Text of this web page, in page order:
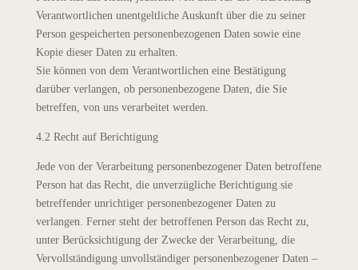
Verantwortlichen unentgeltliche Auskunft über die zu seiner
Person gespeicherten personenbezogenen Daten sowie eine
Kopie dieser Daten zu erhalten.
Sie können von dem Verantwortlichen eine Bestätigung
darüber verlangen, ob personenbezogene Daten, die Sie
betreffen, von uns verarbeitet werden.
4.2 Recht auf Berichtigung
Jede von der Verarbeitung personenbezogener Daten betroffene
Person hat das Recht, die unverzügliche Berichtigung sie
betreffender unrichtiger personenbezogener Daten zu
verlangen. Ferner steht der betroffenen Person das Recht zu,
unter Berücksichtigung der Zwecke der Verarbeitung, die
Vervollständigung unvollständiger personenbezogener Daten –